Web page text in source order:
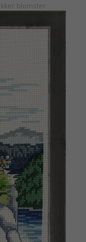
blomster